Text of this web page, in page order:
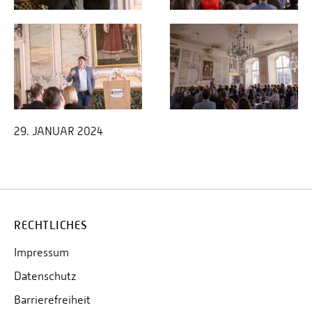
29. JANUAR 2024
RECHTLICHES
Impressum
Datenschutz
Barrierefreiheit